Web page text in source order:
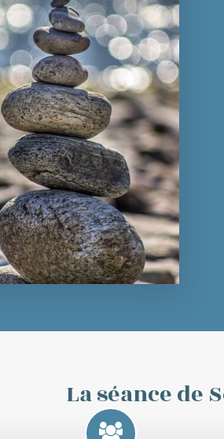
La séance de